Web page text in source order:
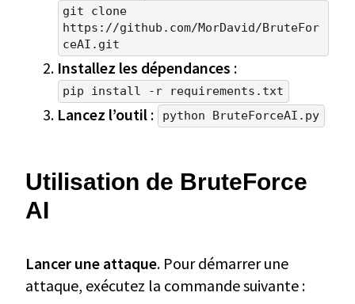
git clone
https://github.com/MorDavid/BruteFor
ceAI.git
Installez les dépendances :
pip install -r requirements.txt
Lancez l’outil : python BruteForceAI.py
Utilisation de BruteForce
AI
Lancer une attaque. Pour démarrer une
attaque, exécutez la commande suivante :